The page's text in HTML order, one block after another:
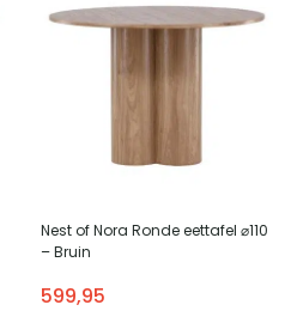
Nest of Nora Ronde eettafel ⌀110
– Bruin
599,95